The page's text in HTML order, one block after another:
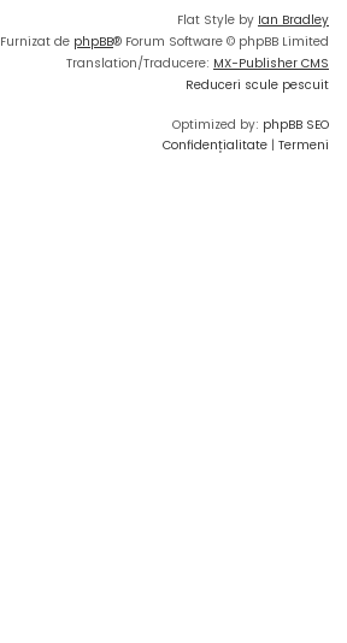
Flat Style by Ian Bradley
Furnizat de phpBB® Forum Software © phpBB Limited
Translation/Traducere: MX-Publisher CMS
Reduceri scule pescuit
Optimized by: phpBB SEO
Confidențialitate | Termeni